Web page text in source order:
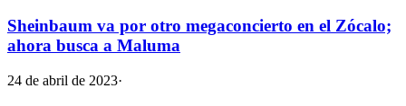
Sheinbaum va por otro megaconcierto en el Zócalo;
ahora busca a Maluma
24 de abril de 2023·